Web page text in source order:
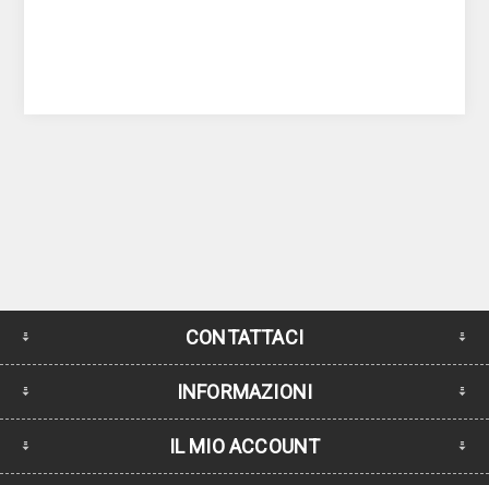
CONTATTACI
INFORMAZIONI
IL MIO ACCOUNT